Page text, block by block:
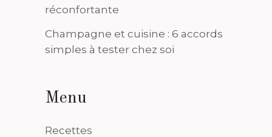
réconfortante
Champagne et cuisine : 6 accords
simples à tester chez soi
Menu
Recettes